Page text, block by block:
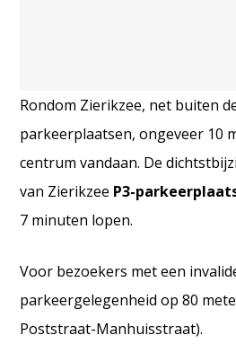
Rondom Zierikzee, net buiten
parkeerplaatsen, ongeveer 10
centrum vandaan. De
van Zierikzee P3-
7 minuten lopen.
Voor bezoekers met een
parkeergelegenheid op 80
Poststraat-Manhuisstraat).